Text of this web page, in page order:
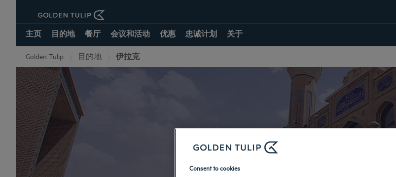
主页 目的地 餐厅 会议和活动 优惠 忠诚计划 关于
Golden Tulip 目的地 伊拉克
伊拉克的酒店
Consent to cookies